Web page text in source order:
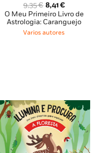
9,35€ O
preço
original
era:
8,41€O
preço
atual
é:
O Meu Primeiro Livro de
Astrologia: Caranguejo
Varios autores